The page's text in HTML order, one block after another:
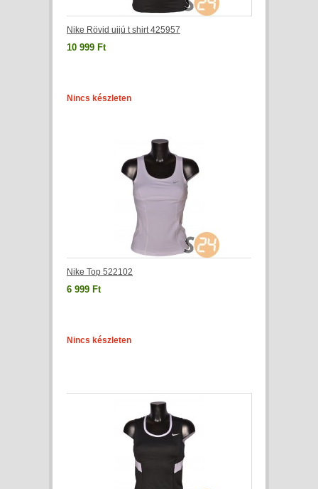
Nike Rövid ujjú t shirt 425957
10 999 Ft
Nincs készleten
Nike Top 522102
6 999 Ft
Nincs készleten